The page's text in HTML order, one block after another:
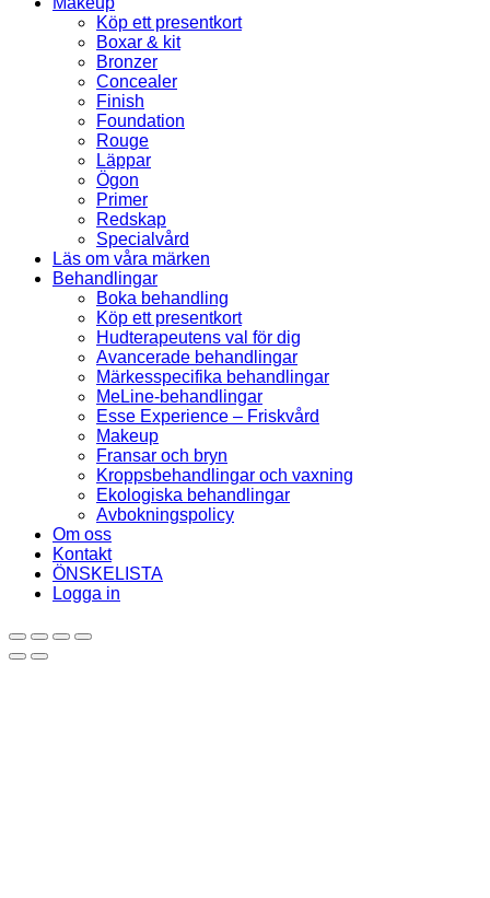
Köp ett presentkort
Boxar & kit
Bronzer
Concealer
Finish
Foundation
Rouge
Läppar
Ögon
Primer
Redskap
Specialvård
Läs om våra märken
Behandlingar
Boka behandling
Köp ett presentkort
Hudterapeutens val för dig
Avancerade behandlingar
Märkesspecifika behandlingar
MeLine-behandlingar
Esse Experience – Friskvård
Makeup
Fransar och bryn
Kroppsbehandlingar och vaxning
Ekologiska behandlingar
Avbokningspolicy
Om oss
Kontakt
ÖNSKELISTA
Logga in